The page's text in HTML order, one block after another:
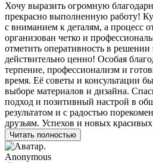
Хочу выразить огромную
прекрасно выполненную работу!
с вниманием к деталям, а процесс
организован четко и
отметить оперативность в
действительно ценно! Особая
терпение, профессионализм и
время. Её советы и консультации
выборе материалов и дизайна.
подход и позитивный настрой в
результатом и с радостью
друзьям. Успехов и новых
Читать полностью
Anonymous